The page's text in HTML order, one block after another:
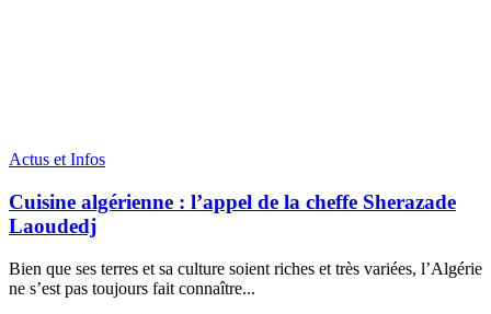
Actus et Infos
Cuisine algérienne : l’appel de la cheffe Sherazade
Laoudedj
Bien que ses terres et sa culture soient riches et très variées, l’Algérie
ne s’est pas toujours fait connaître...